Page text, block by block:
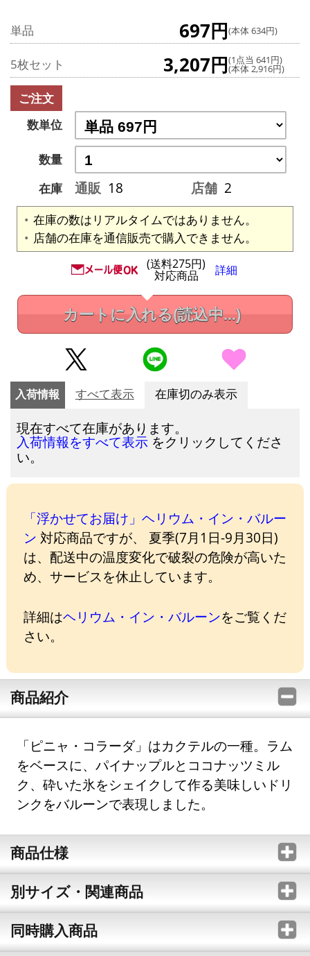
単品 697円(本体 634円)
5枚セット 3,207円(1点当 641円)
(本体 2,916円)
ご注文
数単位
数量
在庫
通販 18 店舗 2
在庫の数はリアルタイムではありません。
店舗の在庫を通信販売で購入できません。
(送料275円)
対応商品 詳細
カートに入れる(読込中...)
入荷情報 すべて表示 在庫切のみ表示
現在すべて在庫があります。
入荷情報をすべて表示 をクリックしてくださ
い。
「浮かせてお届け」ヘリウム・イン・バルー
ン 対応商品ですが、 夏季(7月1日-9月30日)
は、配送中の温度変化で破裂の危険が高いた
め、サービスを休止しています。
詳細はヘリウム・イン・バルーンをご覧くだ
さい。
商品紹介
「ピニャ・コラーダ」はカクテルの一種。ラム
をベースに、パイナップルとココナッツミル
ク、砕いた氷をシェイクして作る美味しいドリ
ンクをバルーンで表現しました。
商品仕様
別サイズ・関連商品
同時購入商品